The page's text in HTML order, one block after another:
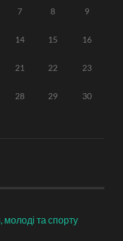
7 8 9
14 15 16
21 22 23
28 29 30